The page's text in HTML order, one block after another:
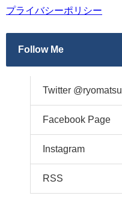
プライバシーポリシー
Follow Me
Twitter @ryomatsu
Facebook Page
Instagram
RSS